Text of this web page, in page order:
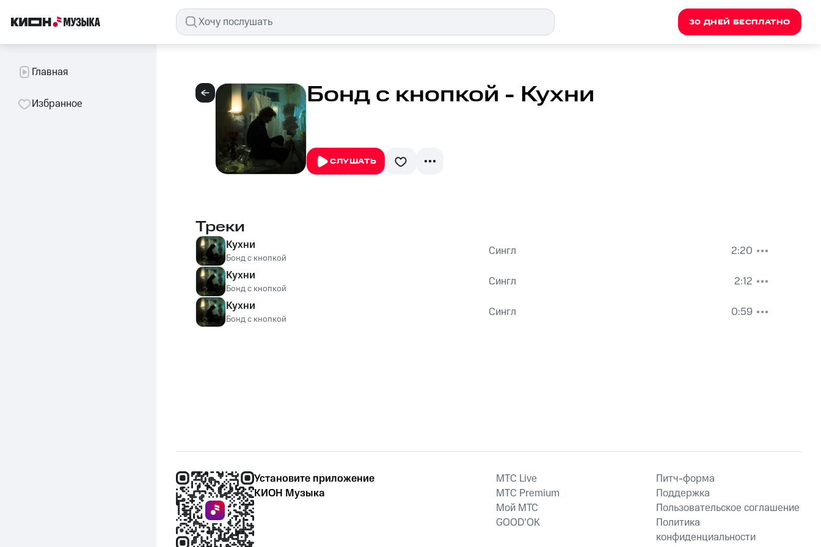
30 ДНЕЙ БЕСПЛАТНО
Главная
Избранное Бонд с кнопкой - Кухни
СЛУШАТЬ
Треки
Кухни
Бонд с кнопкой Сингл
2:20
Кухни
Бонд с кнопкой Сингл
2:12
Кухни
Бонд с кнопкой Сингл 0:59
Установите приложение
КИОН Музыка
MTС Live
MTС Premium
Мой МТС
GOOD’OK
Питч-форма
Поддержка
Пользовательское соглашение
Политика
конфиденциальности